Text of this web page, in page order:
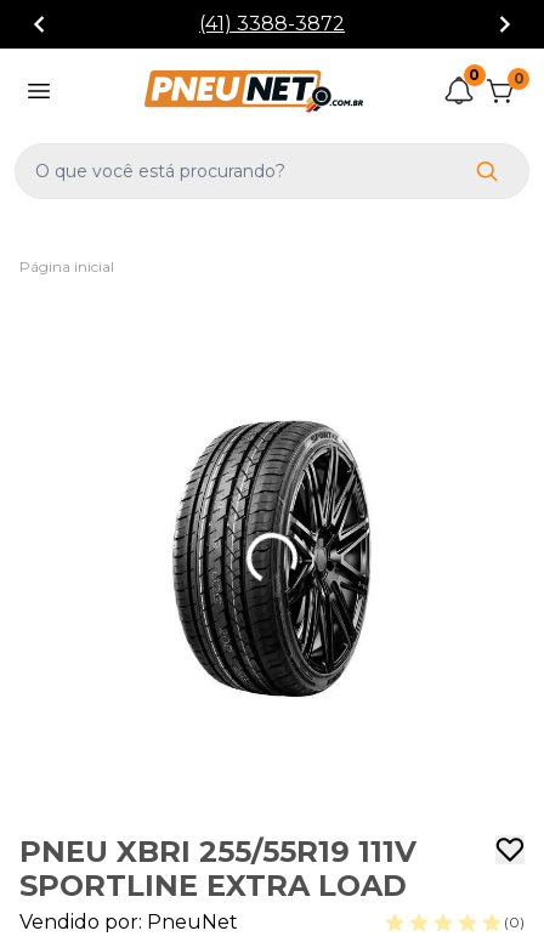
(41) 3388-3872
0 0
Página inicial
PNEU XBRI 255/55R19 111V
SPORTLINE EXTRA LOAD
Vendido por: PneuNet (0)